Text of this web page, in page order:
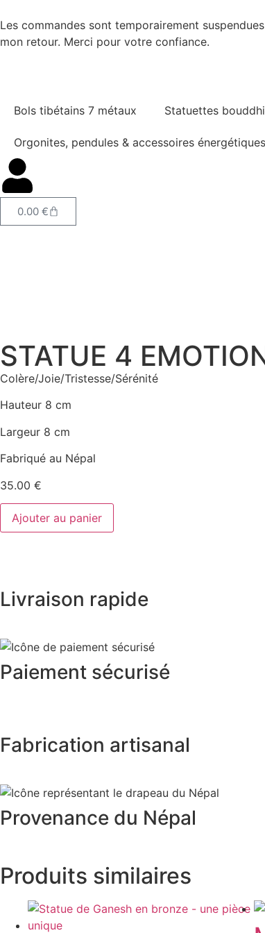
Les commandes sont temporairement
mon retour. Merci pour votre confiance.
Bols tibétains 7 métaux Statuettes
Orgonites, pendules & accessoires énergétiques
0.00 €
STATUE 4
Colère/Joie/Tristesse/Sérénité
Hauteur 8 cm
Largeur 8 cm
Fabriqué au Népal
35.00 €
Ajouter au panier
Livraison rapide
Paiement sécurisé
Fabrication artisanal
Provenance du Népal
Produits similaires